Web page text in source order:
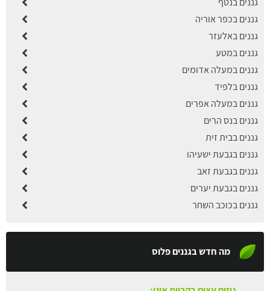
גננים בכפר אוריה
גננים באלעזר
גננים במטע
גננים במעלה אדומים
גננים בלפיד
גננים במעלה אפרים
גננים בנס הרים
גננים בבית זית
גננים בגבעת ישעיהו
גננים בגבעת זאב
גננים בגבעת יערים
גננים בכוכב השחר
מה חדש בגננים פלוס
גיזום עצים בקריית אונו: